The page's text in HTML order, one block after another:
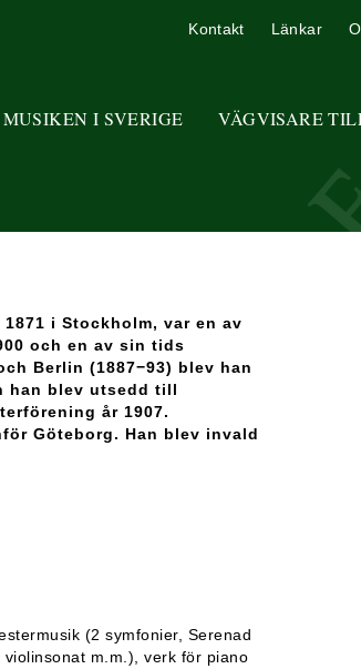
MUSIKEN I SVERIGE VÄGVISARE
Kontakt Länkar
i Stockholm, var en av
och en av sin tids
Berlin (1887−93) blev han
han blev utsedd till
år 1907.
Göteborg. Han blev invald
(2 symfonier, Serenad
m.m.), verk för piano